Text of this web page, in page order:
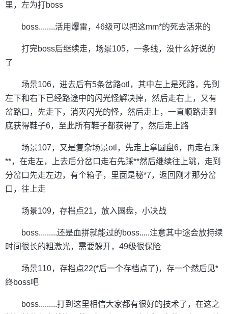
里，左为打boss
boss........活用爆雷，46级可以把这mm*的死去活来的
打完boss后继续走，场景105，一条线，没什么好说的
了
场景106，进去后有5条岔路otl，其中左上是死路，先到
左下和右下已经路途中的闪光怪解决掉，然后走右上，又有
岔路口，先走下，消灭闪光的怪，然后走上，一直顺路走到
底获得鞋子6，至此所有鞋子都获得了，然后走上路
场景107，又是复杂场景otl，先走上拿圆盘6，再走右踩
**，在走左，上去后分岔口走右先踩**然后继续往上跳，走到
分岔口先走左边，有个箱子，里面是秘*7，返回刚才那分岔
口，往上走
场景109，存档点21，放入圆盘，小决战
boss.........还是血拼就能过的boss.....注意其中途会放持续
时间很长的粗激光，需要躲开，49级很保险
场景110，存档点22(*后一个存档点了)，存一个然后见*
终boss吧
boss.........打到这里相信大家都有很好的技术了，在这之